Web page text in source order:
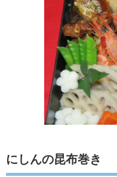
にしんの昆布巻き